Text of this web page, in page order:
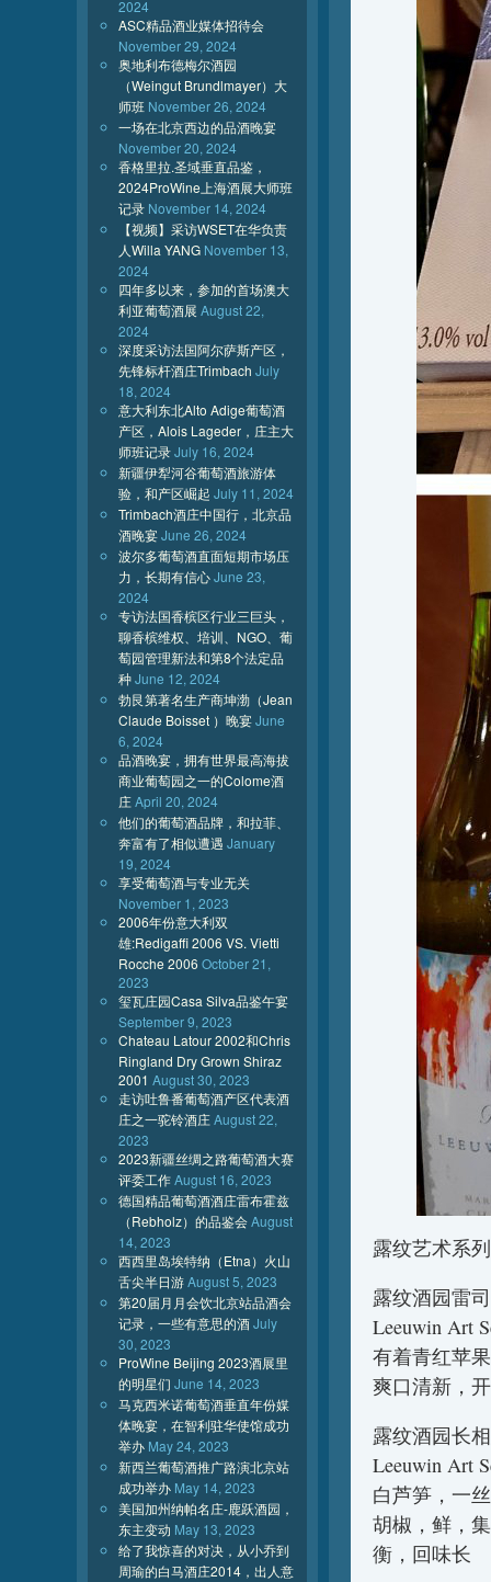
露纹艺术系
露纹酒园雷
Leeuwin Art
有着青红苹
爽口清新，
露纹酒园长
Leeuwin Art
白芦笋，一
胡椒，鲜，
衡，回味长
2024
ASC精品酒业媒体招待会
November 29, 2024
奥地利布德梅尔酒园
（Weingut Brundlmayer）大
师班 November 26, 2024
一场在北京西边的品酒晚宴
November 20, 2024
香格里拉.圣域垂直品鉴，
2024ProWine上海酒展大师班
记录 November 14, 2024
【视频】采访WSET在华负责
人Willa YANG November 13,
2024
四年多以来，参加的首场澳大
利亚葡萄酒展 August 22,
2024
深度采访法国阿尔萨斯产区，
先锋标杆酒庄Trimbach July
18, 2024
意大利东北Alto Adige葡萄酒
产区，Alois Lageder，庄主大
师班记录July 16, 2024
新疆伊犁河谷葡萄酒旅游体
验，和产区崛起 July 11, 2024
Trimbach酒庄中国行，北京品
酒晚宴June 26, 2024
波尔多葡萄酒直面短期市场压
力，长期有信心June 23,
2024
专访法国香槟区行业三巨头，
聊香槟维权、培训、NGO、葡
萄园管理新法和第8个法定品
种June 12, 2024
勃艮第著名生产商坤渤（Jean
Claude Boisset ）晚宴June
6, 2024
品酒晚宴，拥有世界最高海拔
商业葡萄园之一的Colome酒
庄April 20, 2024
他们的葡萄酒品牌，和拉菲、
奔富有了相似遭遇 January
19, 2024
享受葡萄酒与专业无关
November 1, 2023
2006年份意大利双
雄:Redigaffi 2006 VS. Vietti
Rocche 2006 October 21,
2023
玺瓦庄园Casa Silva品鉴午宴
September 9, 2023
Chateau Latour 2002和Chris
Ringland Dry Grown Shiraz
2001 August 30, 2023
走访吐鲁番葡萄酒产区代表酒
庄之一驼铃酒庄August 22,
2023
2023新疆丝绸之路葡萄酒大赛
评委工作August 16, 2023
德国精品葡萄酒酒庄雷布霍兹
（Rebholz）的品鉴会August
14, 2023
西西里岛埃特纳（Etna）火山
舌尖半日游August 5, 2023
第20届月月会饮北京站品酒会
记录，一些有意思的酒July
30, 2023
ProWine Beijing 2023酒展里
的明星们 June 14, 2023
马克西米诺葡萄酒垂直年份媒
体晚宴，在智利驻华使馆成功
举办 May 24, 2023
新西兰葡萄酒推广路演北京站
成功举办 May 14, 2023
美国加州纳帕名庄-鹿跃酒园，
东主变动 May 13, 2023
给了我惊喜的对决，从小乔到
周瑜的白马酒庄2014，出人意